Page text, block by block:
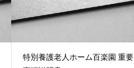
特別養護老人ホーム百楽園 重要